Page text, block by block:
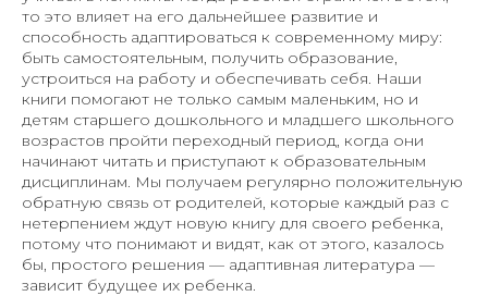
то это влияет на его дальнейшее развитие и
способность адаптироваться к современному миру:
быть самостоятельным, получить образование,
устроиться на работу и обеспечивать себя. Наши
книги помогают не только самым маленьким, но и
детям старшего дошкольного и младшего школьного
возрастов пройти переходный период, когда они
начинают читать и приступают к образовательным
дисциплинам. Мы получаем регулярно положительную
обратную связь от родителей, которые каждый раз с
нетерпением ждут новую книгу для своего ребенка,
потому что понимают и видят, как от этого, казалось
бы, простого решения — адаптивная литература —
зависит будущее их ребенка.